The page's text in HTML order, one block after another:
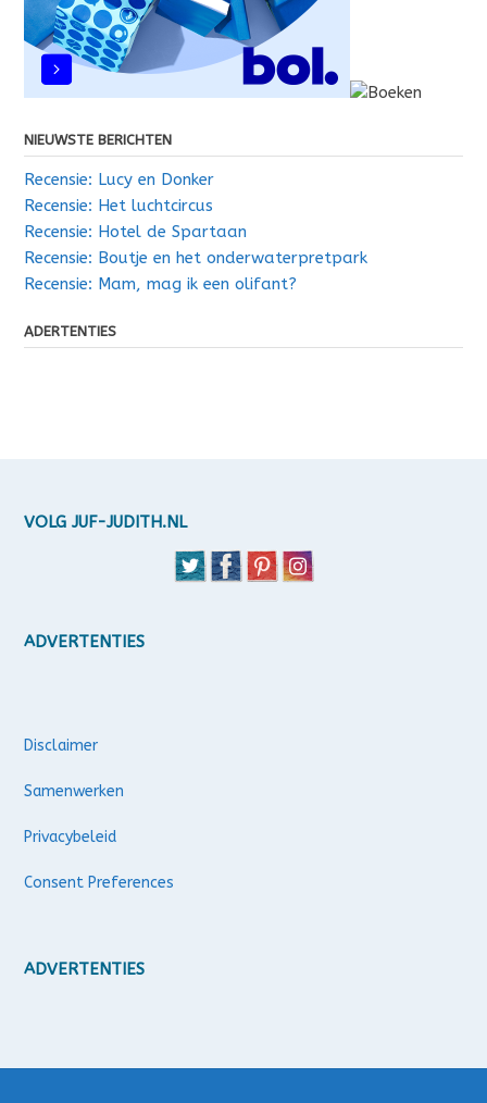
NIEUWSTE BERICHTEN
Recensie: Lucy en Donker
Recensie: Het luchtcircus
Recensie: Hotel de Spartaan
Recensie: Boutje en het onderwaterpretpark
Recensie: Mam, mag ik een olifant?
ADERTENTIES
VOLG JUF-JUDITH.NL
ADVERTENTIES
Disclaimer
Samenwerken
Privacybeleid
Consent Preferences
ADVERTENTIES